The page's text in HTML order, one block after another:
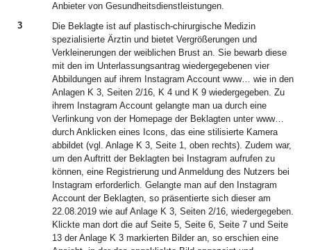
Anbieter von Gesundheitsdienstleistungen.
3
Die Beklagte ist auf plastisch-chirurgische Medizin
spezialisierte Ärztin und bietet Vergrößerungen und
Verkleinerungen der weiblichen Brust an. Sie bewarb diese
mit den im Unterlassungsantrag wiedergegebenen vier
Abbildungen auf ihrem Instagram Account www… wie in den
Anlagen K 3, Seiten 2/16, K 4 und K 9 wiedergegeben. Zu
ihrem Instagram Account gelangte man ua durch eine
Verlinkung von der Homepage der Beklagten unter www…
durch Anklicken eines Icons, das eine stilisierte Kamera
abbildet (vgl. Anlage K 3, Seite 1, oben rechts). Zudem war,
um den Auftritt der Beklagten bei Instagram aufrufen zu
können, eine Registrierung und Anmeldung des Nutzers bei
Instagram erforderlich. Gelangte man auf den Instagram
Account der Beklagten, so präsentierte sich dieser am
22.08.2019 wie auf Anlage K 3, Seiten 2/16, wiedergegeben.
Klickte man dort die auf Seite 5, Seite 6, Seite 7 und Seite
13 der Anlage K 3 markierten Bilder an, so erschien eine